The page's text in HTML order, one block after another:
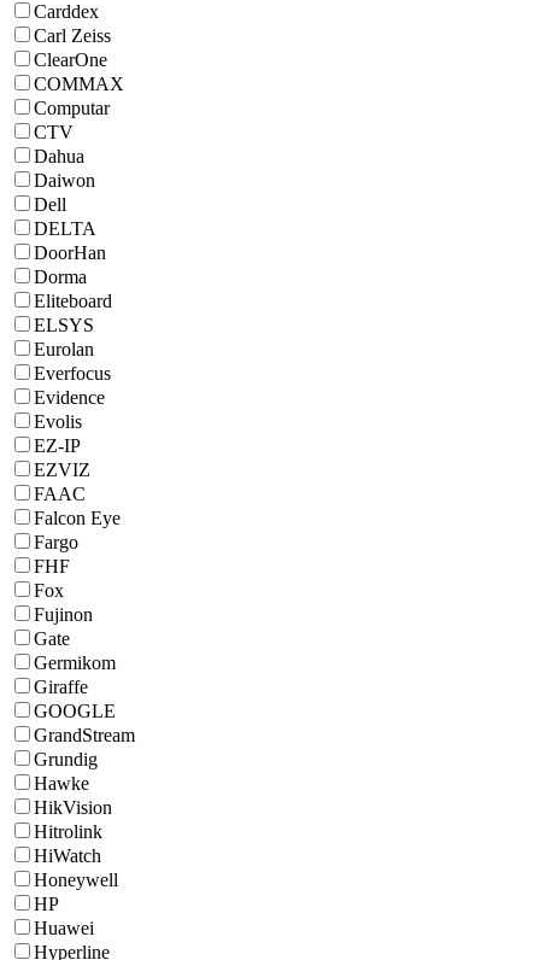
Carddex
Carl Zeiss
ClearOne
COMMAX
Computar
CTV
Dahua
Daiwon
Dell
DELTA
DoorHan
Dorma
Eliteboard
ELSYS
Eurolan
Everfocus
Evidence
Evolis
EZ-IP
EZVIZ
FAAC
Falcon Eye
Fargo
FHF
Fox
Fujinon
Gate
Germikom
Giraffe
GOOGLE
GrandStream
Grundig
Hawke
HikVision
Hitrolink
HiWatch
Honeywell
HP
Huawei
Hyperline